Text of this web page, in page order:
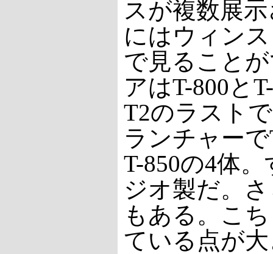
スが複数展
にはウィン
で見ること
アはT-800と
T2のラスト
ランチャー
T-850の4体
ジオ製だ。
もある。こ
ている点が